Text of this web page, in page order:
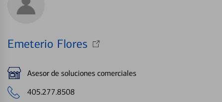
Emeterio Flores
Asesor de soluciones comerciales
405.277.8508